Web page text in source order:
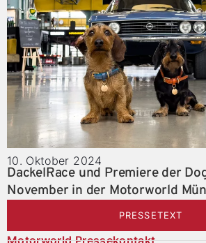
10. Oktober 2024
DackelRace und Premiere der
November in der Motorworld
PRESSETEXT
Motorworld Pressekontakt